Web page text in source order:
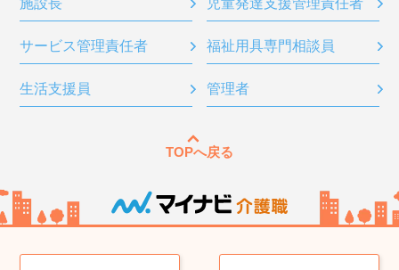
サービス管理責任者 福祉用具専門相談員
生活支援員 管理者
TOPへ戻る